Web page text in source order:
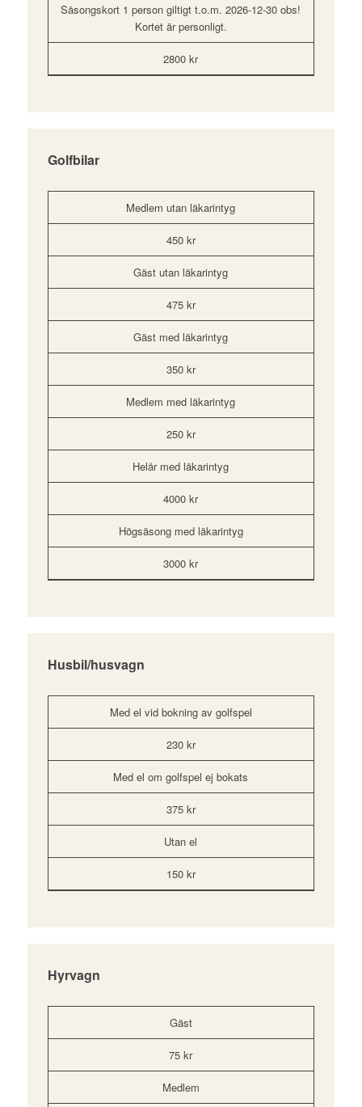
Säsongskort 1 person giltigt t.o.m. 2026-12-30 obs!
Kortet är personligt.
2800 kr
Golfbilar
Medlem utan läkarintyg
450 kr
Gäst utan läkarintyg
475 kr
Gäst med läkarintyg
350 kr
Medlem med läkarintyg
250 kr
Helår med läkarintyg
4000 kr
Högsäsong med läkarintyg
3000 kr
Husbil/husvagn
Med el vid bokning av golfspel
230 kr
Med el om golfspel ej bokats
375 kr
Utan el
150 kr
Hyrvagn
Gäst
75 kr
Medlem